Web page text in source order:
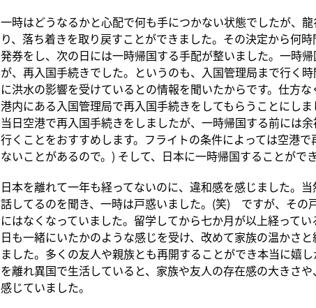
一時はどうなるかと心配で何も手につかない状態でしたが、
り、落ち着きを取り戻すことができました。その決定から何
発券をし、次の日には一時帰国する手配が整いました。一時
が、再入国手続きでした。というのも、入国管理局まで行く
に洪水の影響を受けているとの情報を聞いたからです。仕方
港内にある入国管理局で再入国手続きをしてもらうことにし
当日空港で再入国手続きをしましたが、一時帰国する前には
行くことをおすすめします。フライトの条件によっては空港で
ないことがあるので。) そして、日本に一時帰国することがで
日本を離れて一年も経ってないのに、違和感を感じました。
話してるのを聞き、一時は戸惑いました。(笑) ですが、その
にはなくなっていました。留学してから七か月が以上経って
日も一緒にいたかのような感じを受け、改めて家族の温かさ
ました。多くの友人や親族とも再開することができ本当に嬉
を離れ異国で生活していると、家族や友人の存在感の大きさ
感じていました。